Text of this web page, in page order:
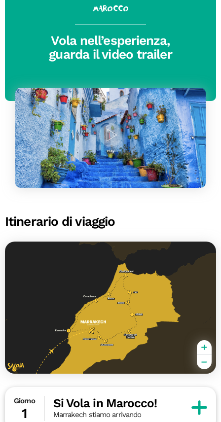
Marocco
Vola nell’esperienza,
guarda il video trailer
Itinerario di viaggio
Giorno
1
Si Vola in Marocco!
Marrakech stiamo arrivando